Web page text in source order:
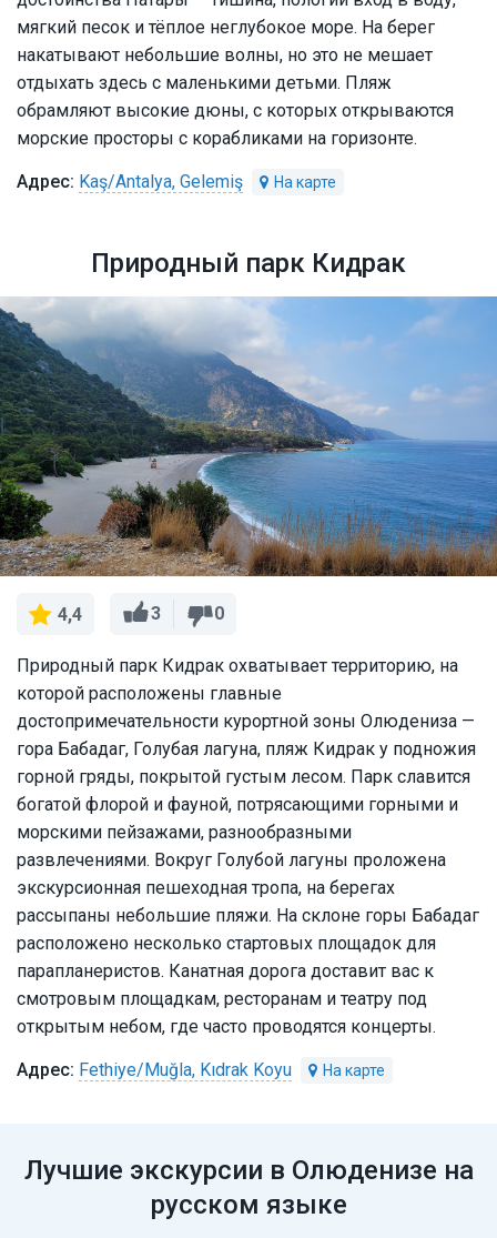
мягкий песок и тёплое неглубокое море. На берег
накатывают небольшие волны, но это не мешает
отдыхать здесь с маленькими детьми. Пляж
обрамляют высокие дюны, с которых открываются
морские просторы с корабликами на горизонте.
Kaş/Antalya, Gelemiş
Природный парк Кидрак
4,4 3 0
Природный парк Кидрак охватывает территорию, на
которой расположены главные
достопримечательности курортной зоны Олюдениза —
гора Бабадаг, Голубая лагуна, пляж Кидрак у подножия
горной гряды, покрытой густым лесом. Парк славится
богатой флорой и фауной, потрясающими горными и
морскими пейзажами, разнообразными
развлечениями. Вокруг Голубой лагуны проложена
экскурсионная пешеходная тропа, на берегах
рассыпаны небольшие пляжи. На склоне горы Бабадаг
расположено несколько стартовых площадок для
парапланеристов. Канатная дорога доставит вас к
смотровым площадкам, ресторанам и театру под
открытым небом, где часто проводятся концерты.
Fethiye/Muğla, Kıdrak Koyu
Лучшие экскурсии в Олюденизе на
русском языке